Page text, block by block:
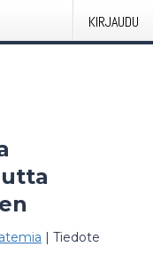
KIRJAUDU
| Tiedote